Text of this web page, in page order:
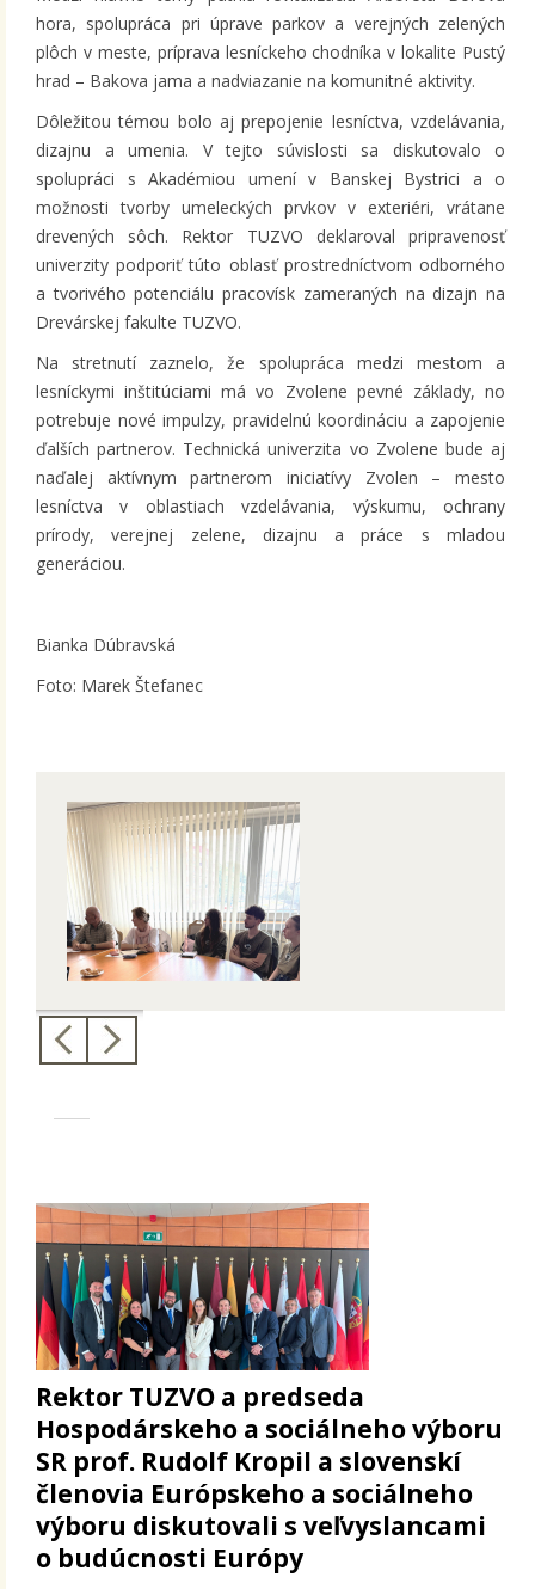
hora, spolupráca pri úprave parkov a verejných zelených
plôch v meste, príprava lesníckeho chodníka v lokalite Pustý
hrad – Bakova jama a nadviazanie na komunitné aktivity.
Dôležitou témou bolo aj prepojenie lesníctva, vzdelávania,
dizajnu a umenia. V tejto súvislosti sa diskutovalo o
spolupráci s Akadémiou umení v Banskej Bystrici a o
možnosti tvorby umeleckých prvkov v exteriéri, vrátane
drevených sôch. Rektor TUZVO deklaroval pripravenosť
univerzity podporiť túto oblasť prostredníctvom odborného
a tvorivého potenciálu pracovísk zameraných na dizajn na
Drevárskej fakulte TUZVO.
Na stretnutí zaznelo, že spolupráca medzi mestom a
lesníckymi inštitúciami má vo Zvolene pevné základy, no
potrebuje nové impulzy, pravidelnú koordináciu a zapojenie
ďalších partnerov. Technická univerzita vo Zvolene bude aj
naďalej aktívnym partnerom iniciatívy Zvolen – mesto
lesníctva v oblastiach vzdelávania, výskumu, ochrany
prírody, verejnej zelene, dizajnu a práce s mladou
generáciou.
Bianka Dúbravská
Foto: Marek Štefanec
Rektor TUZVO a predseda
Hospodárskeho a sociálneho výboru
SR prof. Rudolf Kropil a slovenskí
členovia Európskeho a sociálneho
výboru diskutovali s veľvyslancami
o budúcnosti Európy